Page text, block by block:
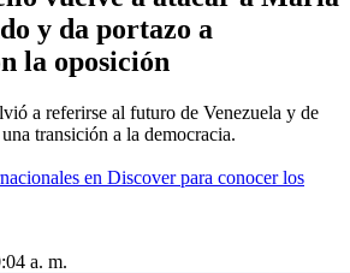
y da portazo a
la oposición
a referirse al futuro de Venezuela y de
transición a la democracia.
en Discover para conocer los
a. m.